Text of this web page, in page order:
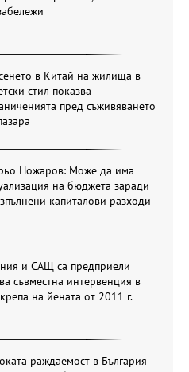
в Китай на жилища в
стил показва
пред съживяването
Ножаров: Може да има
на бюджета заради
капиталови разходи
и САЩ са предприели
съвместна интервенция в
на йената от 2011 г.
раждаемост в България